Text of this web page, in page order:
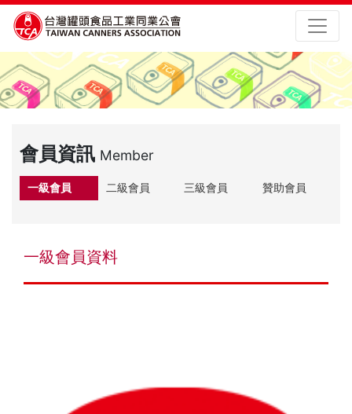
會員資訊 Member
一級會員 二級會員 三級會員 贊助會員
一級會員資料